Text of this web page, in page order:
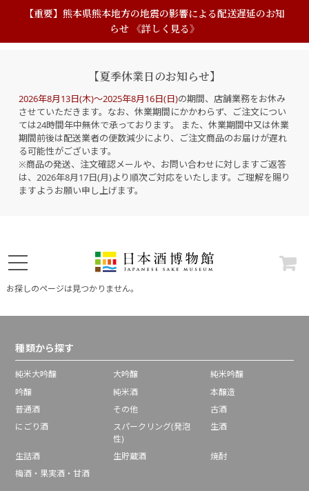
【重要】熊本県熊本地方の地震の影響による配送遅延のお知
らせ 《詳しく見る》
【夏季休業日のお知らせ】
2026年8月13日(木)～2025年8月16日(日)の期間、店舗業務をお休み
させていただきます。なお、休業期間にかかわらず、ご注文につい
ては24時間年中無休で承っております。 また、休業期間中又は休業
期間前後は配送業者の便数減少により、ご注文商品のお届けが遅れ
る可能性がございます。
※商品の発送、注文確認メールや、お問い合わせに対しますご返答
は、2026年8月17日(月)より順次ご対応をいたします。ご理解を賜り
ますようお願い申し上げます。
お探しのページは見つかりません。
種類から探す
純米大吟醸 大吟醸
純米吟醸
吟醸
純米酒
本醸造
普通酒
その他
古酒
にごり酒
スパークリング(発泡
性)
生酒
生詰酒 生貯蔵酒
焼酎
梅酒・果実酒・甘酒